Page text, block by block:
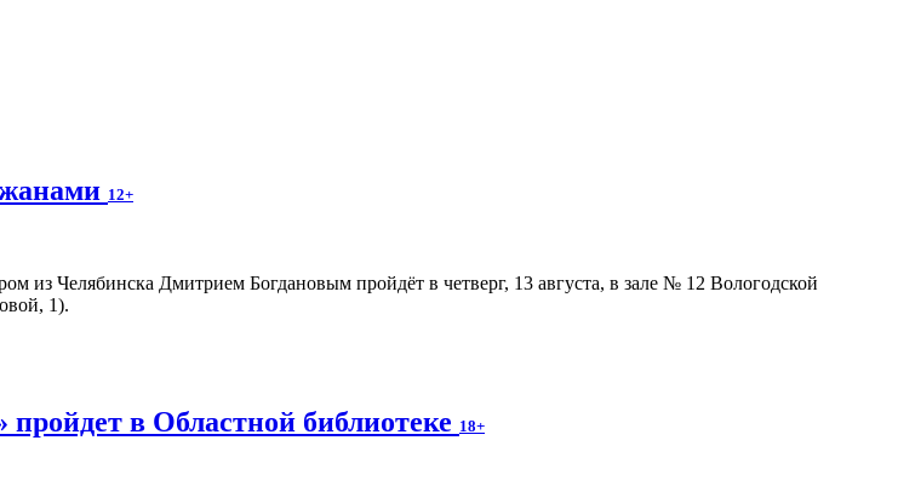
12+
из Челябинска Дмитрием Богдановым пройдёт в четверг, 13 августа, в зале № 12 Вологодской
1).
в Областной библиотеке 18+